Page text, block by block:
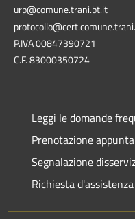
urp@comune.trani.bt.it
P.IVA 00847390721
C.F. 83000350724
Leggi le domande
Prenotazione
Segnalazione
Richiesta d'assistenza